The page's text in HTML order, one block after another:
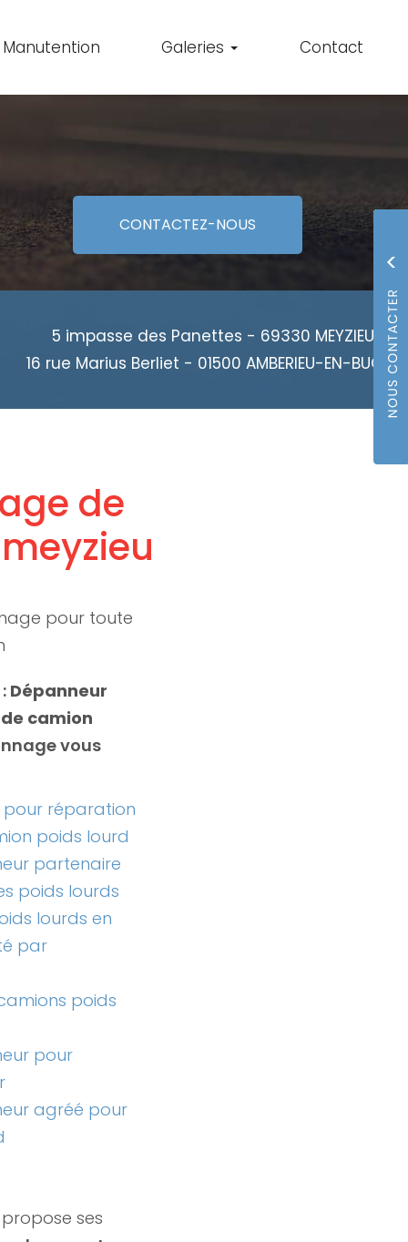
Manutention Galeries Contact
CONTACTEZ-NOUS
5 impasse des Panettes - 69330 MEYZIEU
16 rue Marius Berliet - 01500 AMBERIEU-EN-BUGEY
de
pour toute
Dépanneur
camion
vous
réparation
poids lourd
partenaire
poids lourds
lourds en
par
poids
pour
agréé pour
ses